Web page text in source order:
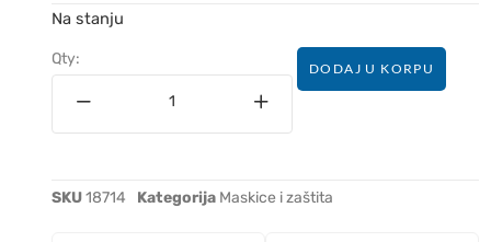
Na stanju
Qty:
DODAJ U KORPU
SKU18714 Kategorija Maskice i zaštita